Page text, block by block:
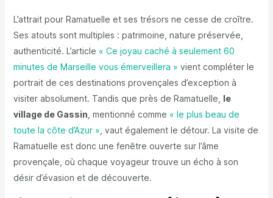
L’attrait pour Ramatuelle et ses trésors ne cesse de croître.
Ses atouts sont multiples : patrimoine, nature préservée,
authenticité. L’article « Ce joyau caché à seulement 60
minutes de Marseille vous émerveillera » vient compléter le
portrait de ces destinations provençales d’exception à
visiter absolument. Tandis que près de Ramatuelle, le
village de Gassin , mentionné comme « le plus beau de
toute la côte d’Azur » , vaut également le détour. La visite de
Ramatuelle est donc une fenêtre ouverte sur l’âme
provençale, où chaque voyageur trouve un écho à son
désir d’évasion et de découverte.